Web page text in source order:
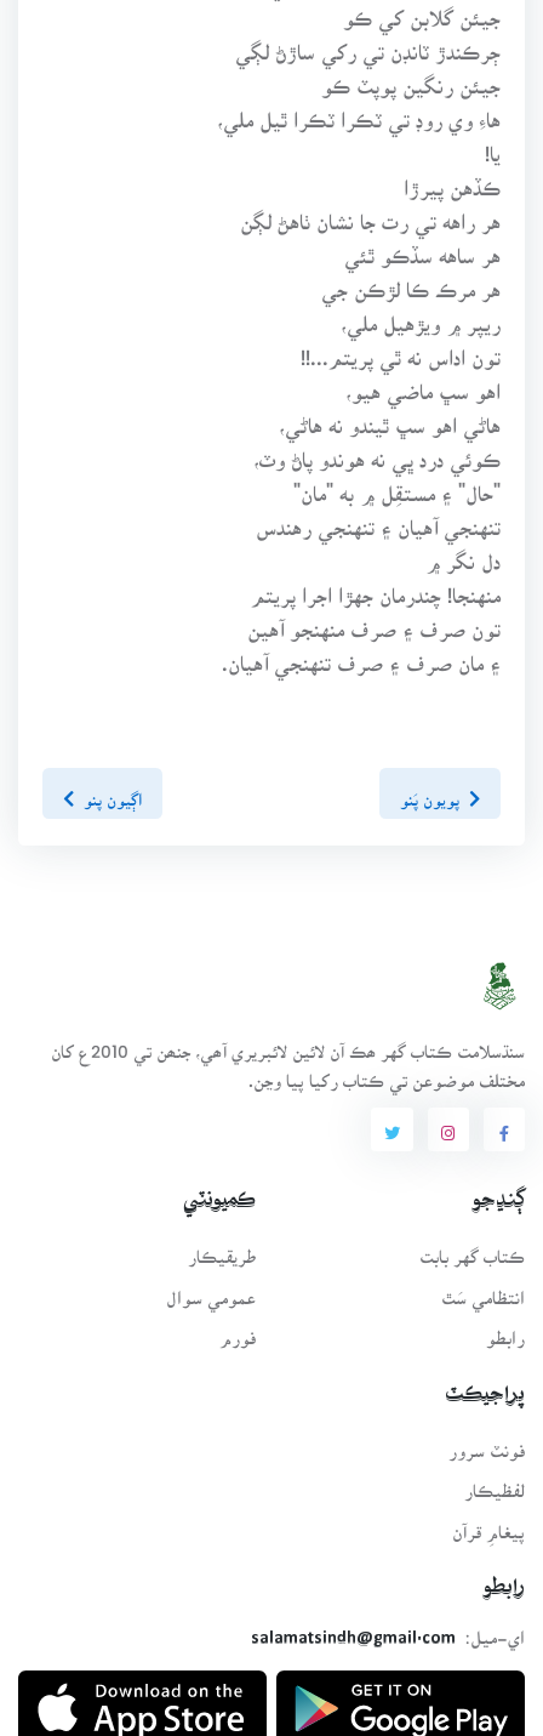
جيئن گلابن کي ڪو
ڄرڪندڙ ٽانڊن تي رکي ساڙڻ لڳي
جيئن رنگين پوپٽ ڪو
هاءِ وي روڊ تي ٽڪرا ٽڪرا ٿيل ملي،
يا!
ڪڏهن پيرڙا
هر راهه تي رت جا نشان ٺاهڻ لڳن
هر ساهه سڏڪو ٿئي
هر مرڪ ڪا لڙڪن جي
ريپر ۾ ويڙهيل ملي،
تون اداس نه ٿي پريتم...!!
اهو سڀ ماضي هيو،
هاڻي اهو سڀ ٿيندو نه هاڻي،
ڪوئي درد ڀي نه هوندو پاڻ وٽ،
"حال" ۽ مستقِل ۾ به "مان"
تنهنجي آهيان ۽ تنهنجي رهندس
دل نگر ۾
منهنجا! چندرمان جهڙا اجرا پريتم
تون صرف ۽ صرف منهنجو آهين
۽ مان صرف ۽ صرف تنهنجي آهيان.
پويون پَنو اڳيون پنو
سنڌسلامت ڪتاب گهر ھڪ آن لائين لائبريري آھي، جنھن تي 2010ع کان
مختلف موضوعن تي ڪتاب رکيا پيا وڃن.
ڳنڍجو
ڪتاب گهر بابت
انتظامي سَٿ
رابطو
ڪميونٽي
طريقيڪار
عمومي سوال
فورم
پراجيڪٽ
لفظيڪار
پيغامِ قرآن
رابطو
اي-ميل:
salamatsindh@gmail.com